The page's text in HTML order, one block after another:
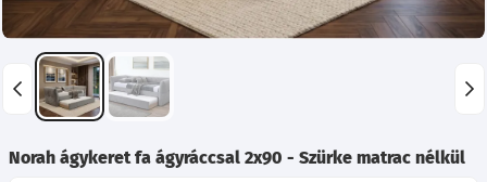
Norah ágykeret fa ágyráccsal 2x90 - Szürke matrac nélkül